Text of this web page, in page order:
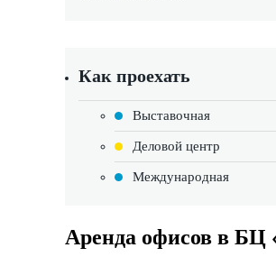
Как проехать
Выставочная
Деловой центр
Международная
Аренда офисов в